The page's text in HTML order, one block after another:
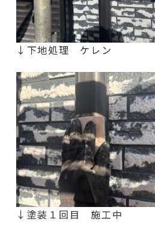
↓下地処理 ケレン
↓塗装１回目 施工中